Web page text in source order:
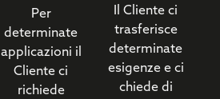
Per
determinate
applicazioni il
Cliente ci
richiede
Il Cliente ci
trasferisce
determinate
esigenze e ci
chiede di